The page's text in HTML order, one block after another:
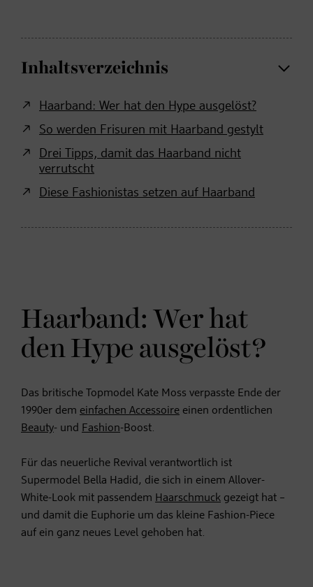
Inhaltsverzeichnis
Haarband: Wer hat den Hype ausgelöst?
So werden Frisuren mit Haarband gestylt
Drei Tipps, damit das Haarband nicht
verrutscht
Diese Fashionistas setzen auf Haarband
Haarband: Wer hat
den Hype ausgelöst?
Das britische Topmodel Kate Moss verpasste Ende der
1990er dem einfachen Accessoire einen ordentlichen
Beauty- und Fashion-Boost.
Für das neuerliche Revival verantwortlich ist
Supermodel Bella Hadid, die sich in einem Allover-
White-Look mit passendem Haarschmuck gezeigt hat –
und damit die Euphorie um das kleine Fashion-Piece
auf ein ganz neues Level gehoben hat.